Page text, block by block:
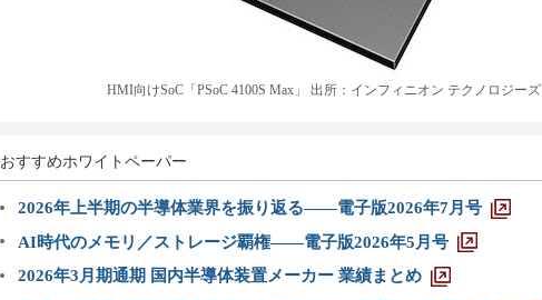
HMI向けSoC「PSoC 4100S Max」 出所：インフィニオン テクノロジーズ
おすすめホワイトペーパー
2026年上半期の半導体業界を振り返る――電子版2026年7月号
AI時代のメモリ／ストレージ覇権――電子版2026年5月号
2026年3月期通期 国内半導体装置メーカー 業績まとめ